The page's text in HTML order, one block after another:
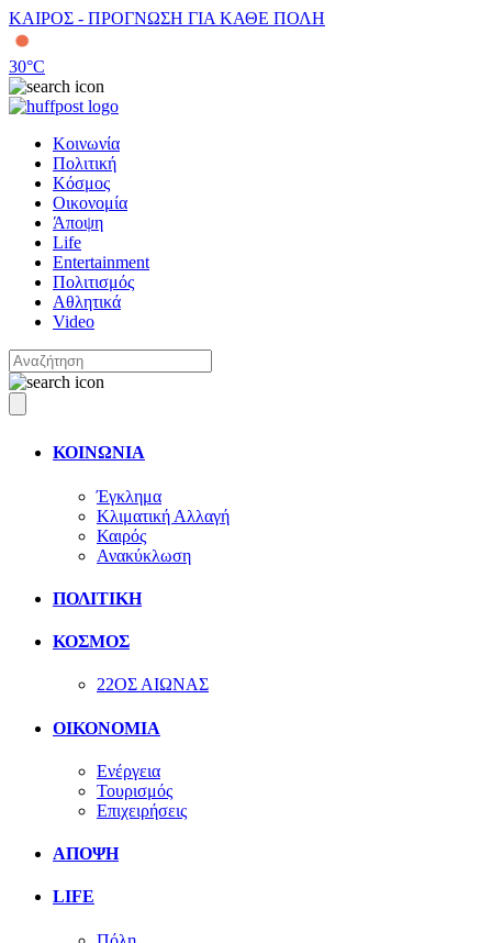
ΚΑΙΡΟΣ - ΠΡΟΓΝΩΣΗ ΓΙΑ ΚΑΘΕ ΠΟΛΗ
30°C
Κοινωνία
Πολιτική
Κόσμος
Οικονομία
Άποψη
Life
Entertainment
Πολιτισμός
Αθλητικά
Video
ΚΟΙΝΩΝΙΑ
Έγκλημα
Κλιματική Αλλαγή
Καιρός
Ανακύκλωση
ΠΟΛΙΤΙΚΗ
ΚΟΣΜΟΣ
22ΟΣ ΑΙΩΝΑΣ
ΟΙΚΟΝΟΜΙΑ
Ενέργεια
Τουρισμός
Επιχειρήσεις
ΑΠΟΨΗ
LIFE